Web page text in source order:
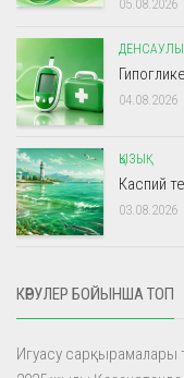
05.08.2026
ДЕНСАУЛЫҚ
04.08.2026
ҚЫЗЫҚ
Каспий
03.08.2026
КӨРУЛЕР БОЙЫНША ТОП
Игуасу